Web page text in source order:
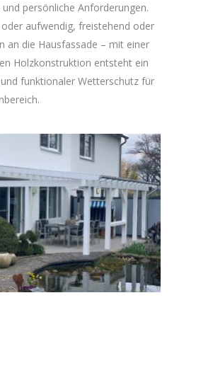
und persönliche Anforderungen.
aufwendig, freistehend oder
an die Hausfassade – mit einer
Holzkonstruktion entsteht ein
funktionaler Wetterschutz für